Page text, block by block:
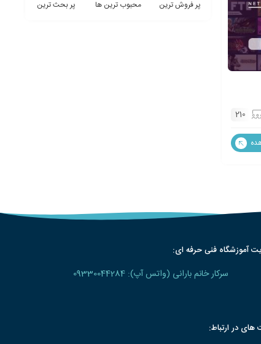
210
پر فروش ترین محبوب ترین ها پر بحث ترین
آموزشگاه فنی حرفه ای:
سرکار خانم بارانی (واتس آپ): 09330044284
های در ارتباط: